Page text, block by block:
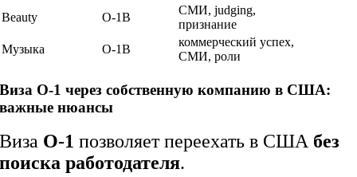
Beauty
O-1B
СМИ, judging,
признание
Музыка
O-1B
коммерческий успех,
СМИ, роли
Виза O-1 через собственную компанию в США:
важные нюансы
Виза O-1 позволяет переехать в США без
поиска работодателя.